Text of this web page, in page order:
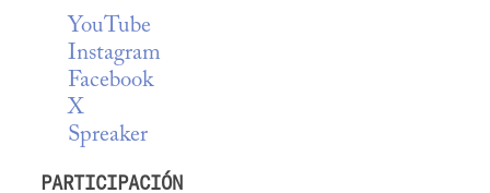
YouTube
Instagram
Facebook
X
Spreaker
PARTICIPACIÓN